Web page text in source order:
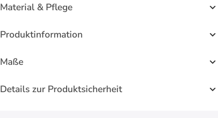
Material & Pflege
Produktinformation
Maße
Details zur Produktsicherheit